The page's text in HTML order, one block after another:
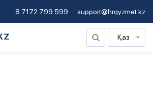
8 7172 799 599 support@hrqyzmet.kz
Қаз